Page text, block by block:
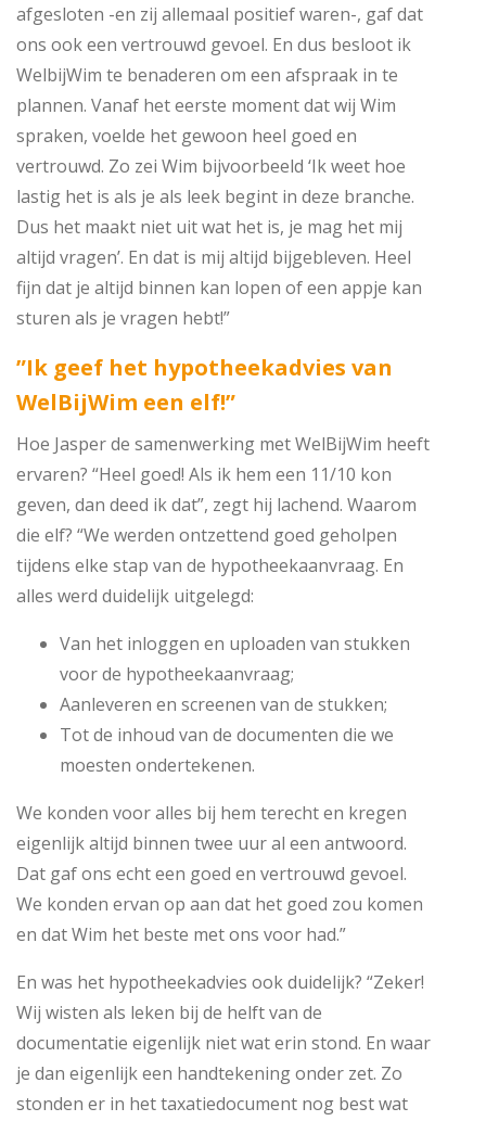
afgesloten -en zij allemaal positief waren-, gaf dat
ons ook een vertrouwd gevoel. En dus besloot ik
WelbijWim te benaderen om een afspraak in te
plannen. Vanaf het eerste moment dat wij Wim
spraken, voelde het gewoon heel goed en
vertrouwd. Zo zei Wim bijvoorbeeld ‘Ik weet hoe
lastig het is als je als leek begint in deze branche.
Dus het maakt niet uit wat het is, je mag het mij
altijd vragen’. En dat is mij altijd bijgebleven. Heel
fijn dat je altijd binnen kan lopen of een appje kan
sturen als je vragen hebt!”
”Ik geef het hypotheekadvies van
WelBijWim een elf!”
Hoe Jasper de samenwerking met WelBijWim heeft
ervaren? “Heel goed! Als ik hem een 11/10 kon
geven, dan deed ik dat”, zegt hij lachend. Waarom
die elf? “We werden ontzettend goed geholpen
tijdens elke stap van de hypotheekaanvraag. En
alles werd duidelijk uitgelegd:
Van het inloggen en uploaden van stukken
voor de hypotheekaanvraag;
Aanleveren en screenen van de stukken;
Tot de inhoud van de documenten die we
moesten ondertekenen.
We konden voor alles bij hem terecht en kregen
eigenlijk altijd binnen twee uur al een antwoord.
Dat gaf ons echt een goed en vertrouwd gevoel.
We konden ervan op aan dat het goed zou komen
en dat Wim het beste met ons voor had.”
En was het hypotheekadvies ook duidelijk? “Zeker!
Wij wisten als leken bij de helft van de
documentatie eigenlijk niet wat erin stond. En waar
je dan eigenlijk een handtekening onder zet. Zo
stonden er in het taxatiedocument nog best wat